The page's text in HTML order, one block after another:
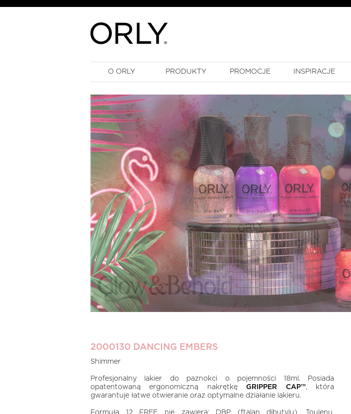
O ORLY PRODUKTY PROMOCJE INSPIRACJE
2000130 DANCING EMBERS
Shimmer
Profesjonalny lakier do paznokci o pojemności 18ml. Posiada
opatentowaną ergonomiczną nakrętkęGRIPPER CAP™, która
gwarantuje łatwe otwieranie oraz optymalne działanie lakieru.
Formuła 12 FREE nie zawiera: DBP (ftalan dibutylu), Toulenu,